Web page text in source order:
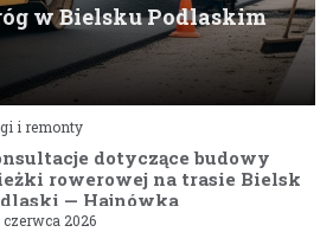
w Bielsku Podlaskim
i remonty
dotyczące budowy
rowerowej na trasie Bielsk
— Hajnówka
czerwca 2026